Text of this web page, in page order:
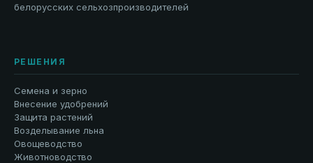
белорусских сельхозпроизводителей
РЕШЕНИЯ
Семена и зерно
Внесение удобрений
Защита растений
Возделывание льна
Овощеводство
Животноводство